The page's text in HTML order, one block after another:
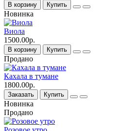
В корзину Купить
Новинка
Виола
1500.00р.
В корзину Купить
Продано
Кахала в тумане
1800.00р.
Заказать Купить
Новинка
Продано